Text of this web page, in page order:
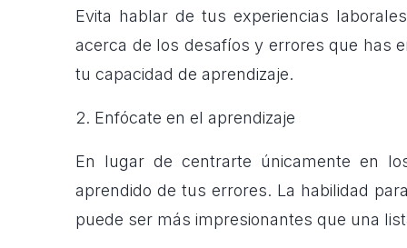
Evita hablar de tus experiencias
acerca de los desafíos y errores que has
tu capacidad de aprendizaje.
2. Enfócate en el aprendizaje
En lugar de centrarte únicamente en
aprendido de tus errores. La habilidad
puede ser más impresionantes que una